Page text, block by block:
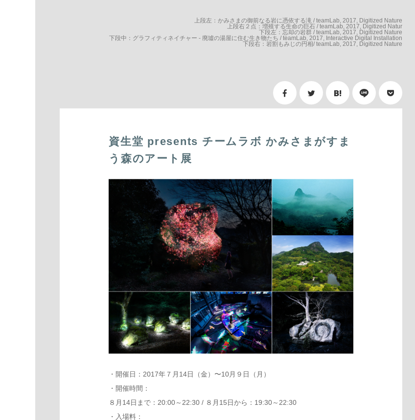
上段左：かみさまの御前なる岩に憑依する滝 / teamLab, 2017, Digitized Nature
上段右２点：増殖する生命の巨石 / teamLab, 2017, Digitized Natur
下段左：忘却の岩群 / teamLab, 2017, Digitized Nature
下段中：グラフィティネイチャー - 廃墟の湯屋に住む生き物たち / teamLab, 2017, Interactive Digital Installation
下段右：岩割もみじの円相/ teamLab, 2017, Digitized Nature
資生堂 presents チームラボ かみさまがすま
う森のアート展
・開催日：2017年７月14日（金）〜10月９日（月）
・開催時間：
８月14日まで：20:00～22:30 / ８月15日から：19:30～22:30
・入場料：